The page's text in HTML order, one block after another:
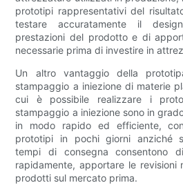
prototipi rappresentativi del
testare accuratamente il
prestazioni del prodotto e di
necessarie prima di investire in
Un altro vantaggio della
stampaggio a iniezione di materie
cui è possibile realizzare i
stampaggio a iniezione sono in
in modo rapido ed efficiente,
prototipi in pochi giorni anziché
tempi di consegna consentono
rapidamente, apportare le revisioni
prodotti sul mercato prima.